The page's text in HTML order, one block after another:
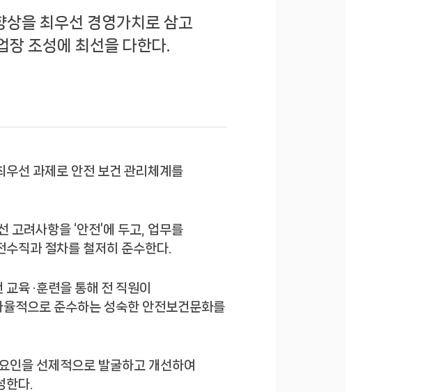
상을 최우선 경영가치로 삼고
장 조성에 최선을 다한다.
우선 과제로 안전 보건 관리체계를
고려사항을 ‘안전’에 두고, 업무를
수직과 절차를 철저히 준수한다.
육 ·훈련을 통해 전 직원이
적으로 준수하는 성숙한 안전보건문화를
인을 선제적으로 발굴하고 개선하여
한다.